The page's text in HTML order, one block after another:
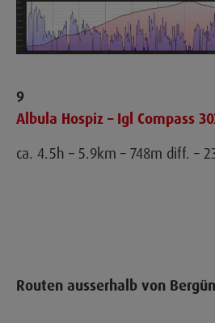
9
Albula Hospiz – Igl Compass
ca. 4.5h – 5.9km – 748m diff. –
Routen ausserhalb von